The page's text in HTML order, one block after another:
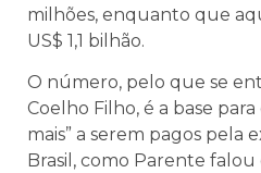
milhões, enquanto que
US$ 1,1 bilhão.
O número, pelo que se
Coelho Filho, é a base
mais” a serem pagos pela
Brasil, como Parente falou